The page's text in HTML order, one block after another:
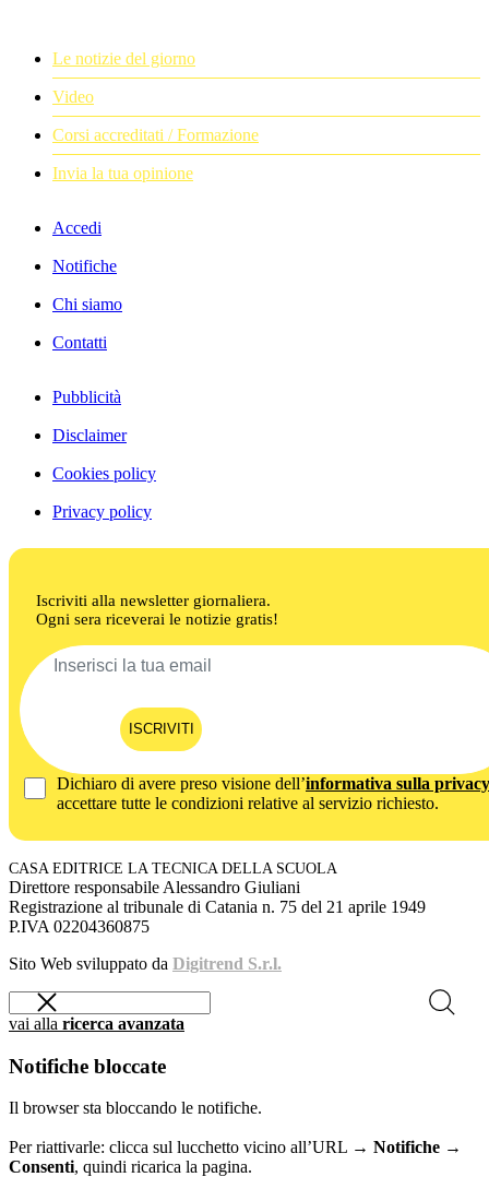
Le notizie del giorno
Video
Corsi accreditati / Formazione
Invia la tua opinione
Accedi
Notifiche
Chi siamo
Contatti
Pubblicità
Disclaimer
Cookies policy
Privacy policy
Iscriviti alla newsletter giornaliera.
Ogni sera riceverai le notizie gratis!
ISCRIVITI
Dichiaro di avere preso visione dell’informativa sulla privacy
accettare tutte le condizioni relative al servizio richiesto.
CASA EDITRICE LA TECNICA DELLA SCUOLA
Direttore responsabile Alessandro Giuliani
Registrazione al tribunale di Catania n. 75 del 21 aprile 1949
P.IVA 02204360875
Sito Web sviluppato da Digitrend S.r.l.
vai alla ricerca avanzata
Notifiche bloccate
Il browser sta bloccando le notifiche.
Per riattivarle: clicca sul lucchetto vicino all’URL → Notifiche →
Consenti, quindi ricarica la pagina.